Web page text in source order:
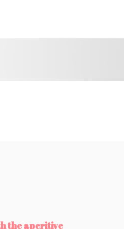
the aperitive